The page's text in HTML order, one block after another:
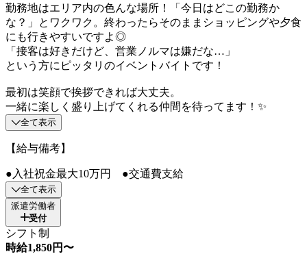
勤務地はエリア内の色んな場所！「今日はどこの勤務か
な？」とワクワク。終わったらそのままショッピングや夕食
にも行きやすいですよ◎
「接客は好きだけど、営業ノルマは嫌だな…」
という方にピッタリのイベントバイトです！
最初は笑顔で挨拶できれば大丈夫。
一緒に楽しく盛り上げてくれる仲間を待ってます！✨
全て表示
【給与備考】
●入社祝金最大10万円 ●交通費支給
全て表示
派遣労働者
受付
シフト制
時給1,850円〜